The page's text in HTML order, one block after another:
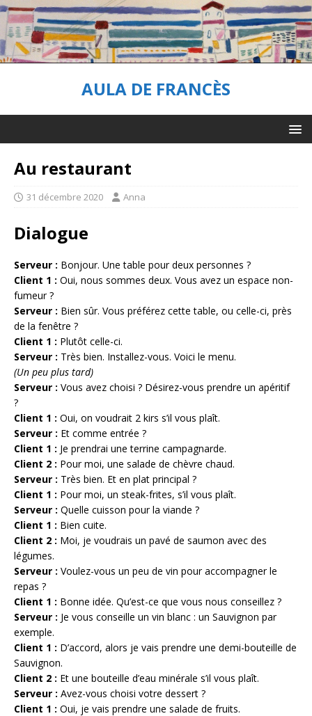
AULA DE FRANCÈS
Au restaurant
31 décembre 2020 Anna
Dialogue
Serveur : Bonjour. Une table pour deux personnes ?
Client 1 : Oui, nous sommes deux. Vous avez un espace non-
fumeur ?
Serveur : Bien sûr. Vous préférez cette table, ou celle-ci, près
de la fenêtre ?
Client 1 : Plutôt celle-ci.
Serveur : Très bien. Installez-vous. Voici le menu.
(Un peu plus tard)
Serveur : Vous avez choisi ? Désirez-vous prendre un apéritif
?
Client 1 : Oui, on voudrait 2 kirs s’il vous plaît.
Serveur : Et comme entrée ?
Client 1 : Je prendrai une terrine campagnarde.
Client 2 : Pour moi, une salade de chèvre chaud.
Serveur : Très bien. Et en plat principal ?
Client 1 : Pour moi, un steak-frites, s’il vous plaît.
Serveur : Quelle cuisson pour la viande ?
Client 1 : Bien cuite.
Client 2 : Moi, je voudrais un pavé de saumon avec des
légumes.
Serveur : Voulez-vous un peu de vin pour accompagner le
repas ?
Client 1 : Bonne idée. Qu’est-ce que vous nous conseillez ?
Serveur : Je vous conseille un vin blanc : un Sauvignon par
exemple.
Client 1 : D’accord, alors je vais prendre une demi-bouteille de
Sauvignon.
Client 2 : Et une bouteille d’eau minérale s’il vous plaît.
Serveur : Avez-vous choisi votre dessert ?
Client 1 : Oui, je vais prendre une salade de fruits.